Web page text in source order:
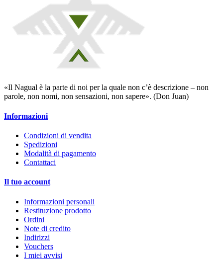
«Il Nagual è la parte di noi per la quale non c’è descrizione – non
parole, non nomi, non sensazioni, non sapere». (Don Juan)
Informazioni
Condizioni di vendita
Spedizioni
Modalità di pagamento
Contattaci
Il tuo account
Informazioni personali
Restituzione prodotto
Ordini
Note di credito
Indirizzi
Vouchers
I miei avvisi